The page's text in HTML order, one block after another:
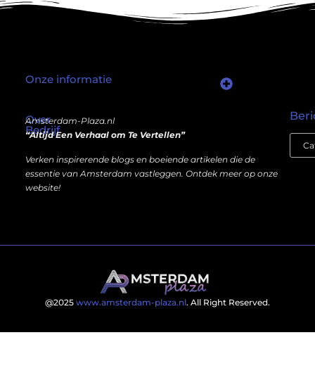
Over
Bedrijf
Amsterdam-Plaza.nl
“Altijd Een Verhaal om Te Vertellen”
Verken inspirerende blogs en boeiende artikelen die de
essentie van Amsterdam vastleggen. Ontdek meer op onze
website!
Onze informatie
@2025 www.amsterdam-plaza.nl. All Right Reserved.